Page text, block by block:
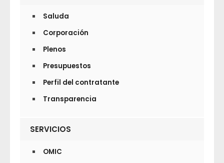
Saluda
Corporación
Plenos
Presupuestos
Perfil del contratante
Transparencia
SERVICIOS
OMIC